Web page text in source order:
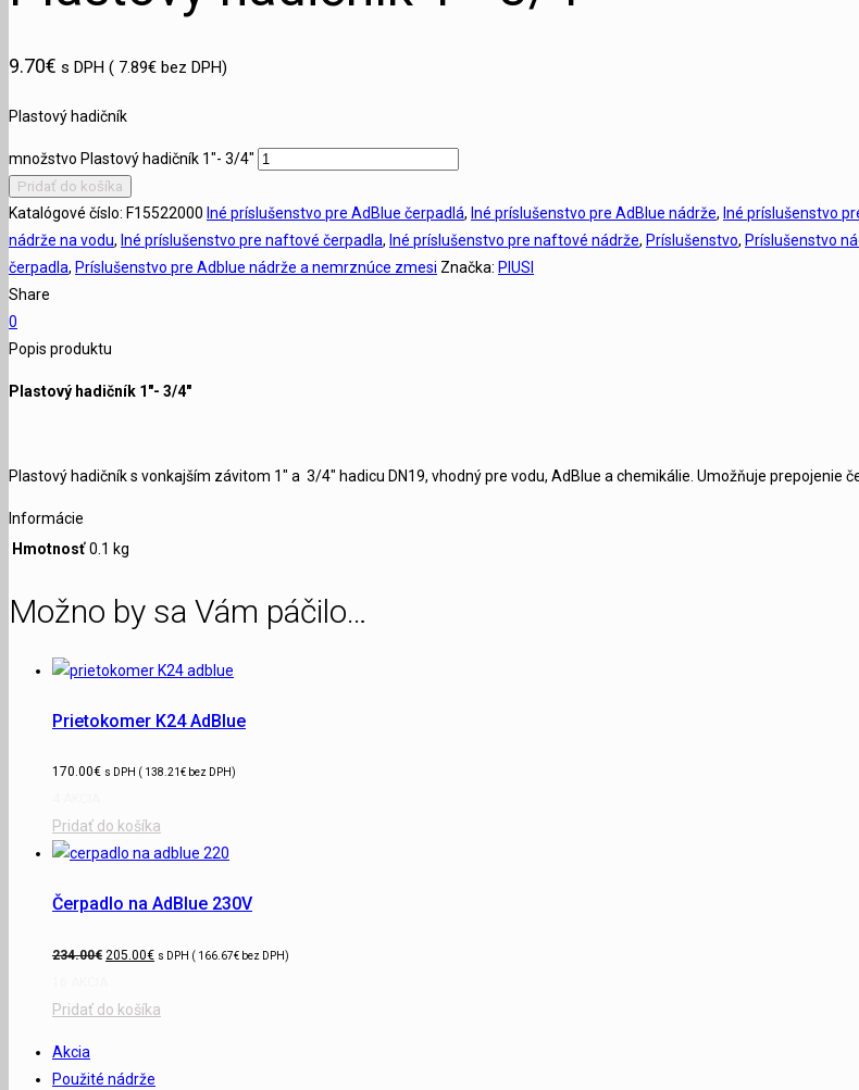
9.70€ s DPH ( 7.89€ bez DPH)
Plastový hadičník
množstvo Plastový hadičník 1"- 3/4"
Pridať do košíka
Katalógové číslo: F15522000 Iné príslušenstvo pre AdBlue čerpadlá, Iné príslušenstvo pre AdBlue nádrže, Iné príslušenstvo
nádrže na vodu, Iné príslušenstvo pre naftové čerpadla, Iné príslušenstvo pre naftové nádrže, Príslušenstvo, Príslušenstvo
čerpadla, Príslušenstvo pre Adblue nádrže a nemrznúce zmesi Značka: PIUSI
Share
0
Popis produktu
Plastový hadičník 1″- 3/4″
Plastový hadičník s vonkajším závitom 1″ a 3/4″ hadicu DN19, vhodný pre vodu, AdBlue a chemikálie. Umožňuje prepojenie
Informácie
Hmotnosť 0.1 kg
Možno by sa Vám páčilo…
Prietokomer K24 AdBlue
170.00€ s DPH ( 138.21€ bez DPH)
Pridať do košíka
Čerpadlo na AdBlue 230V
234.00€ 205.00€ s DPH ( 166.67€ bez DPH)
Pridať do košíka
Akcia
Použité nádrže